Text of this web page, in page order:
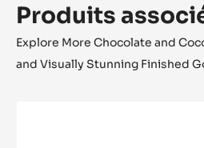
Produits
Explore More Chocolate and
and Visually Stunning Finished